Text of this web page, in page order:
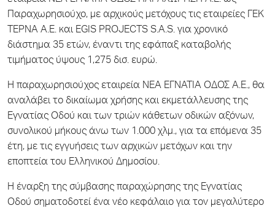
Παραχωρησιούχο, με αρχικούς μετόχους τις εταιρείες ΓΕΚ
ΤΕΡΝΑ Α.Ε. και EGIS PROJECTS S.A.S. για χρονικό
διάστημα 35 ετών, έναντι της εφάπαξ καταβολής
τιμήματος ύψους 1,275 δισ. ευρώ.
Η παραχωρησιούχος εταιρεία NEA ΕΓΝΑΤΙΑ ΟΔΟΣ Α.Ε., θα
αναλάβει το δικαίωμα χρήσης και εκμετάλλευσης της
Εγνατίας Οδού και των τριών κάθετων οδικών αξόνων,
συνολικού μήκους άνω των 1.000 χλμ., για τα επόμενα 35
έτη, με τις εγγυήσεις των αρχικών μετόχων και την
εποπτεία του Ελληνικού Δημοσίου.
Η έναρξη της σύμβασης παραχώρησης της Εγνατίας
Οδού σηματοδοτεί ένα νέο κεφάλαιο για τον μεγαλύτερο